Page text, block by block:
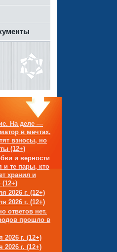
На деле —
в мечтах,
взносы, но
(12+)
и верности
и те пары, кто
хранил и
2026 г. (12+)
2026 г. (12+)
ответов нет.
прошло в
2026 г. (12+)
2026 г. (12+)